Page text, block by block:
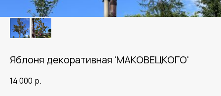
Яблоня декоративная 'МАКОВЕЦКОГО'
14 000 р.